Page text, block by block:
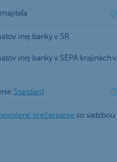
inej banky v SR
inej banky v SEPA krajinách v
Standard
prečerpanie so sadzbou